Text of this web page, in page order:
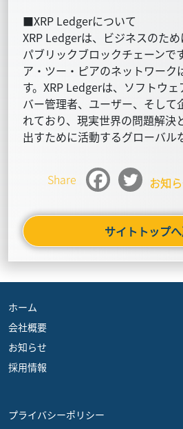
■XRP Ledgerについて
XRP Ledgerは、ビジネスのた
パブリックブロックチェーンで
ア・ツー・ピアのネットワーク
す。XRP Ledgerは、ソフトウ
バー管理者、ユーザー、そして
れており、現実世界の問題解決
出すために活動するグローバル
Share お知
サイトトップ
ホーム
会社概要
お知らせ
採用情報
プライバシーポリシー